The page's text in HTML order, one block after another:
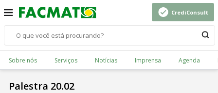
CrediConsult
Sobre nós Serviços Notícias Imprensa Agenda
Palestra 20.02